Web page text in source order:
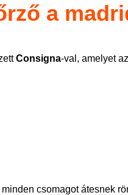
a
Consigna-val, amelyet
csomagot átesnek